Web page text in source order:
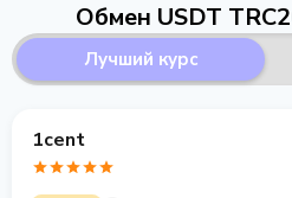
Обмен USDT
Лучший курс
1cent